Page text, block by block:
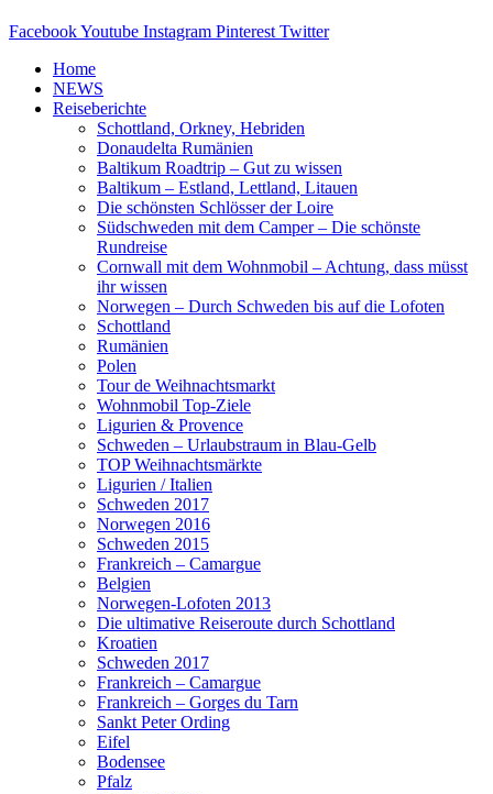
FacebookYoutube Instagram Pinterest Twitter
Home
NEWS
Reiseberichte
Schottland, Orkney, Hebriden
Donaudelta Rumänien
Baltikum Roadtrip – Gut zu wissen
Baltikum – Estland, Lettland, Litauen
Die schönsten Schlösser der Loire
Südschweden mit dem Camper – Die schönste
Rundreise
Cornwall mit dem Wohnmobil – Achtung, dass müsst
ihr wissen
Norwegen – Durch Schweden bis auf die Lofoten
Schottland
Rumänien
Polen
Tour de Weihnachtsmarkt
Wohnmobil Top-Ziele
Ligurien & Provence
Schweden – Urlaubstraum in Blau-Gelb
TOP Weihnachtsmärkte
Ligurien / Italien
Schweden 2017
Norwegen 2016
Schweden 2015
Frankreich – Camargue
Belgien
Norwegen-Lofoten 2013
Die ultimative Reiseroute durch Schottland
Kroatien
Schweden 2017
Frankreich – Camargue
Frankreich – Gorges du Tarn
Sankt Peter Ording
Eifel
Bodensee
Pfalz